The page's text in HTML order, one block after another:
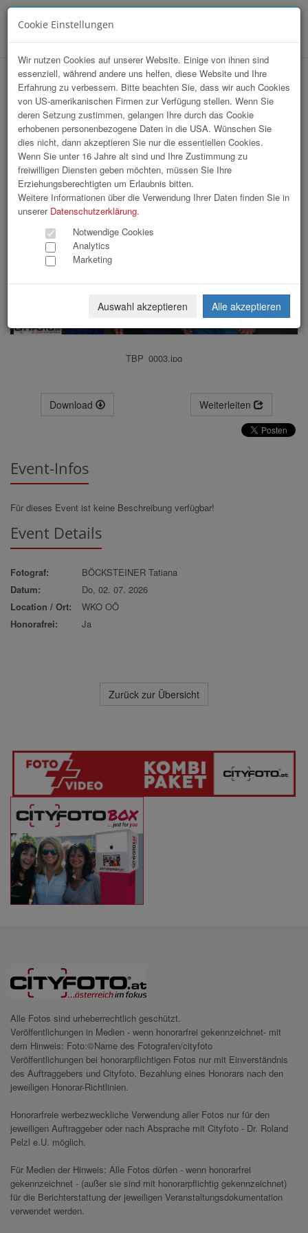
Branchentag G'sundheitshandwerker
2026
TBP_0003.jpg
Download Weiterleiten
Event-Infos
Für dieses Event ist keine Beschreibung verfügbar!
Event Details
Fotograf:
BÖCKSTEINER Tatiana
Datum:
Do, 02. 07. 2026
Location / Ort:
WKO OÖ
Honorafrei:
Ja
Zurück zur Übersicht
Alle Fotos sind urheberrechtlich geschützt.
Veröffentlichungen in Medien - wenn honorarfrei gekennzeichnet- mit
dem Hinweis: Foto:©Name des Fotografen/cityfoto
Veröffentlichungen bei honorarpflichtigen Fotos nur mit Einverständnis
des Auftraggebers und Cityfoto. Bezahlung eines Honorars nach den
jeweiligen Honorar-Richtlinien.
Honorarfreie werbezweckliche Verwendung aller Fotos nur für den
jeweiligen Auftraggeber oder nach Absprache mit Cityfoto - Dr. Roland
Pelzl e.U. möglich.
Für Medien der Hinweis: Alle Fotos dürfen - wenn honorarfrei
gekennzeichnet - (außer sie sind mit honorarpflichtig gekennzeichnet)
für die Berichterstattung der jeweiligen Veranstaltungsdokumentation
verwendet werden.
Cookie Einstellungen
Wir nutzen Cookies auf unserer Website. Einige von ihnen sind
essenziell, während andere uns helfen, diese Website und Ihre
Erfahrung zu verbessern. Bitte beachten Sie, dass wir auch Cookies
von US-amerikanischen Firmen zur Verfügung stellen. Wenn Sie
deren Setzung zustimmen, gelangen Ihre durch das Cookie
erhobenen personenbezogene Daten in die USA. Wünschen Sie
dies nicht, dann akzeptieren Sie nur die essentiellen Cookies.
Wenn Sie unter 16 Jahre alt sind und Ihre Zustimmung zu
freiwilligen Diensten geben möchten, müssen Sie Ihre
Erziehungsberechtigten um Erlaubnis bitten.
Weitere Informationen über die Verwendung Ihrer Daten finden Sie in
unserer Datenschutzerklärung.
Notwendige Cookies
Analytics
Marketing
Auswahl akzeptieren Alle akzeptieren